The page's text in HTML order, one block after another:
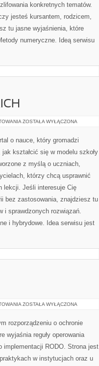
konkretnych tematów.
jesteś kursantem, rodzicem,
tu jasne wyjaśnienia, które
numeryczne. Ideą serwisu
ROZWÓJ
ZOSTAŁA WYŁĄCZONA
o nauce, który gromadzi
kształcić się w modelu szkoły
z myślą o uczniach,
którzy chcą usprawnić
lekcji. Jeśli interesuje Cię
bez zastosowania, znajdziesz tu
i sprawdzonych rozwiązań.
i hybrydowe. Idea serwisu jest
BEZPIECZEŃSTWO
ZOSTAŁA WYŁĄCZONA
rozporządzeniu o ochronie
wyjaśnia reguły operowania
implementacji RODO. Strona jest
w instytucjach oraz u